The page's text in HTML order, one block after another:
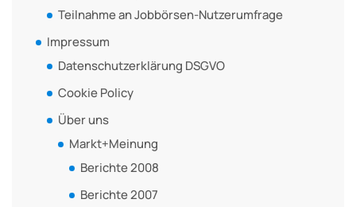
Teilnahme an Jobbörsen-Nutzerumfrage
Impressum
Datenschutzerklärung DSGVO
Cookie Policy
Über uns
Markt+Meinung
Berichte 2008
Berichte 2007